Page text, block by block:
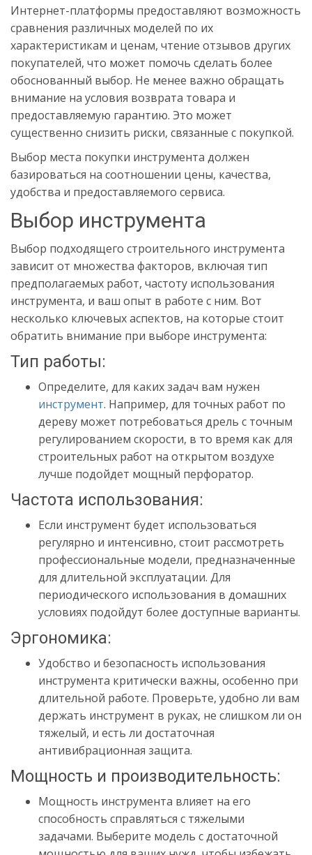
Интернет-платформы предоставляют возможность
сравнения различных моделей по их
характеристикам и ценам, чтение отзывов других
покупателей, что может помочь сделать более
обоснованный выбор. Не менее важно обращать
внимание на условия возврата товара и
предоставляемую гарантию. Это может
существенно снизить риски, связанные с покупкой.
Выбор места покупки инструмента должен
базироваться на соотношении цены, качества,
удобства и предоставляемого сервиса.
Выбор инструмента
Выбор подходящего строительного инструмента
зависит от множества факторов, включая тип
предполагаемых работ, частоту использования
инструмента, и ваш опыт в работе с ним. Вот
несколько ключевых аспектов, на которые стоит
обратить внимание при выборе инструмента:
Тип работы:
Определите, для каких задач вам нужен
инструмент. Например, для точных работ по
дереву может потребоваться дрель с точным
регулированием скорости, в то время как для
строительных работ на открытом воздухе
лучше подойдет мощный перфоратор.
Частота использования:
Если инструмент будет использоваться
регулярно и интенсивно, стоит рассмотреть
профессиональные модели, предназначенные
для длительной эксплуатации. Для
периодического использования в домашних
условиях подойдут более доступные варианты.
Эргономика:
Удобство и безопасность использования
инструмента критически важны, особенно при
длительной работе. Проверьте, удобно ли вам
держать инструмент в руках, не слишком ли он
тяжелый, и есть ли достаточная
антивибрационная защита.
Мощность и производительность:
Мощность инструмента влияет на его
способность справляться с тяжелыми
задачами. Выберите модель с достаточной